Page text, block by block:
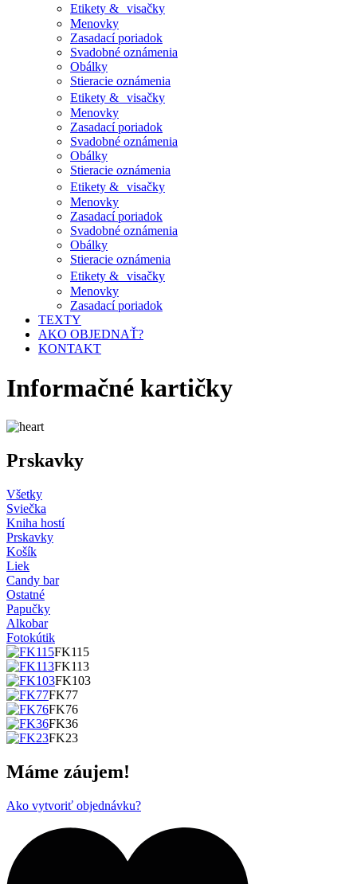
Etikety & visačky
Menovky
Zasadací poriadok
Svadobné oznámenia
Obálky
Stieracie oznámenia
Etikety & visačky
Menovky
Zasadací poriadok
Svadobné oznámenia
Obálky
Stieracie oznámenia
Etikety & visačky
Menovky
Zasadací poriadok
Svadobné oznámenia
Obálky
Stieracie oznámenia
Etikety & visačky
Menovky
Zasadací poriadok
TEXTY
AKO OBJEDNAŤ?
KONTAKT
Informačné kartičky
Prskavky
Všetky
Sviečka
Kniha hostí
Prskavky
Košík
Liek
Candy bar
Ostatné
Papučky
Alkobar
Fotokútik
FK115
FK113
FK103
FK77
FK76
FK36
FK23
Máme záujem!
Ako vytvoriť objednávku?